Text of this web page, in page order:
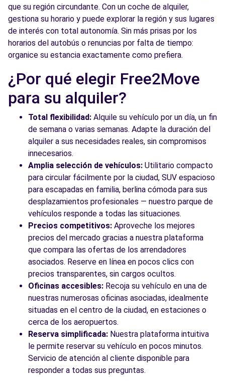
que su región circundante. Con un coche de alquiler,
gestiona su horario y puede explorar la región y sus lugares
de interés con total autonomía. Sin más prisas por los
horarios del autobús o renuncias por falta de tiempo:
organice su estancia exactamente como prefiera.
¿Por qué elegir Free2Move
para su alquiler?
Total flexibilidad: Alquile su vehículo por un día, un fin
de semana o varias semanas. Adapte la duración del
alquiler a sus necesidades reales, sin compromisos
innecesarios.
Amplia selección de vehículos: Utilitario compacto
para circular fácilmente por la ciudad, SUV espacioso
para escapadas en familia, berlina cómoda para sus
desplazamientos profesionales — nuestro parque de
vehículos responde a todas las situaciones.
Precios competitivos: Aproveche los mejores
precios del mercado gracias a nuestra plataforma
que compara las ofertas de los arrendadores
asociados. Reserve en línea en pocos clics con
precios transparentes, sin cargos ocultos.
Oficinas accesibles: Recoja su vehículo en una de
nuestras numerosas oficinas asociadas, idealmente
situadas en el centro de la ciudad, en estaciones o
cerca de los aeropuertos.
Reserva simplificada: Nuestra plataforma intuitiva
le permite reservar su vehículo en pocos minutos.
Servicio de atención al cliente disponible para
responder a todas sus preguntas.